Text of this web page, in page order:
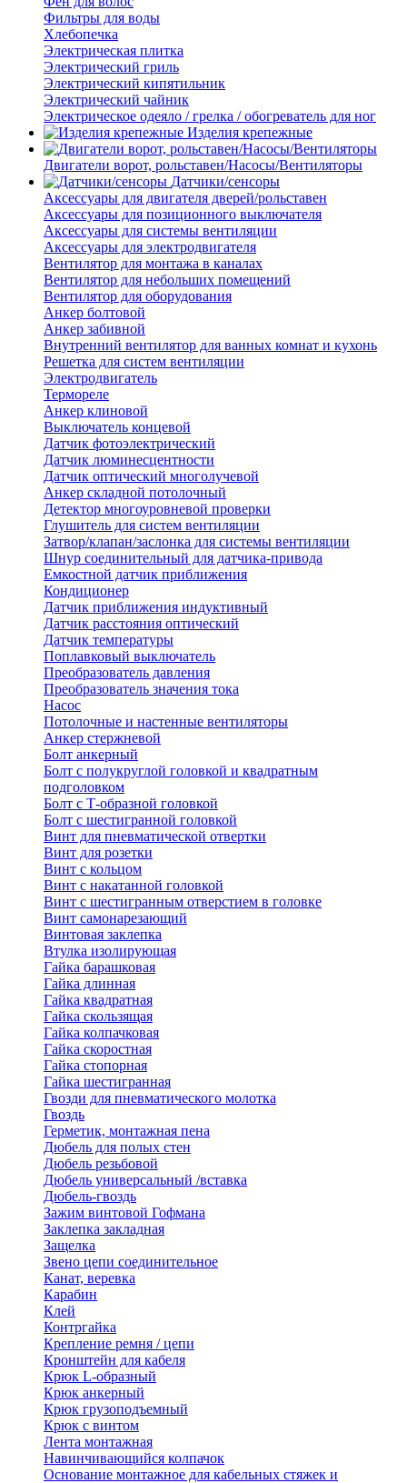
Фильтры для воды
Хлебопечка
Электрическая плитка
Электрический гриль
Электрический кипятильник
Электрический чайник
Электрическое одеяло / грелка / обогреватель для ног
Изделия крепежные
Двигатели ворот, рольставен/Насосы/Вентиляторы
Датчики/сенсоры
Аксессуары для двигателя дверей/рольставен
Аксессуары для позиционного выключателя
Аксессуары для системы вентиляции
Аксессуары для электродвигателя
Вентилятор для монтажа в каналах
Вентилятор для небольших помещений
Вентилятор для оборудования
Анкер болтовой
Анкер забивной
Внутренний вентилятор для ванных комнат и кухонь
Решетка для систем вентиляции
Электродвигатель
Термореле
Анкер клиновой
Выключатель концевой
Датчик фотоэлектрический
Датчик люминесцентности
Датчик оптический многолучевой
Анкер складной потолочный
Детектор многоуровневой проверки
Глушитель для систем вентиляции
Затвор/клапан/заслонка для системы вентиляции
Шнур соединительный для датчика-привода
Емкостной датчик приближения
Кондиционер
Датчик приближения индуктивный
Датчик расстояния оптический
Датчик температуры
Поплавковый выключатель
Преобразователь давления
Преобразователь значения тока
Насос
Потолочные и настенные вентиляторы
Анкер стержневой
Болт анкерный
Болт с полукруглой головкой и квадратным
подголовком
Болт с Т-образной головкой
Болт с шестигранной головкой
Винт для пневматической отвертки
Винт для розетки
Винт с кольцом
Винт с накатанной головкой
Винт с шестигранным отверстием в головке
Винт самонарезающий
Винтовая заклепка
Втулка изолирующая
Гайка барашковая
Гайка длинная
Гайка квадратная
Гайка скользящая
Гайка колпачковая
Гайка скоростная
Гайка стопорная
Гайка шестигранная
Гвозди для пневматического молотка
Гвоздь
Герметик, монтажная пена
Дюбель для полых стен
Дюбель резьбовой
Дюбель универсальный /вставка
Дюбель-гвоздь
Зажим винтовой Гофмана
Заклепка закладная
Защелка
Звено цепи соединительное
Канат, веревка
Карабин
Клей
Контргайка
Крепление ремня / цепи
Кронштейн для кабеля
Крюк L-образный
Крюк анкерный
Крюк грузоподъемный
Крюк с винтом
Лента монтажная
Навинчивающийся колпачок
Основание монтажное для кабельных стяжек и